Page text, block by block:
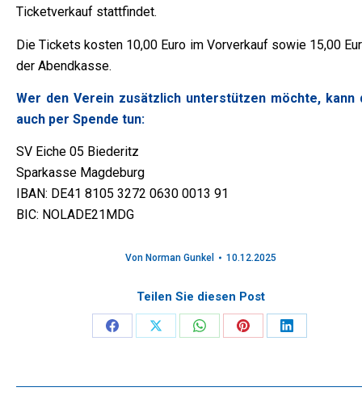
Ticketverkauf stattfindet.
Die Tickets kosten 10,00 Euro im Vorverkauf sowie 15,00
der Abendkasse.
Wer den Verein zusätzlich unterstützen möchte, kann
auch per Spende tun:
SV Eiche 05 Biederitz
Sparkasse Magdeburg
IBAN: DE41 8105 3272 0630 0013 91
BIC: NOLADE21MDG
Von Norman Gunkel 10.12.2025
Teilen Sie diesen Post
Share
Facebook
Share
X
Share
WhatsApp
Share
Pinterest
Share
LinkedIn